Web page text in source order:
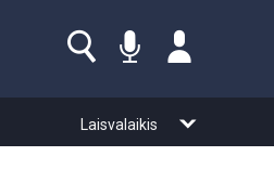
Laisvalaikis